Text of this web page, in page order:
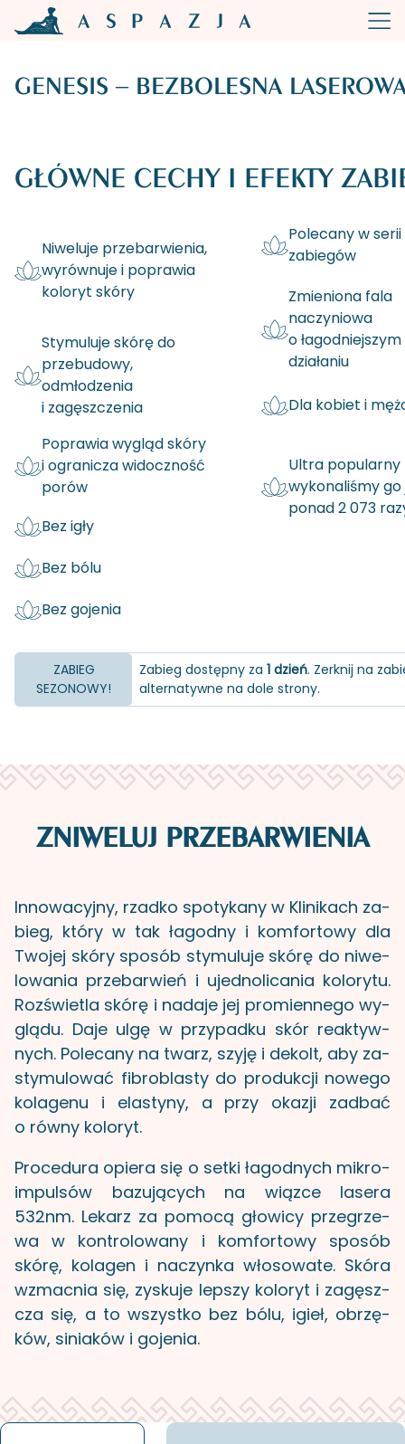
GENESIS – BEZBOLESNA
GŁÓWNE CECHY I EFEKTY
Niweluje przebarwienia,
wyrównuje i poprawia
koloryt skóry
Stymuluje skórę do
przebudowy,
odmłodzenia
i zagęszczenia
Poprawia wygląd skóry
i ogranicza widoczność
porów
Bez igły
Bez bólu
Bez gojenia
Polecany w
zabiegów
Zmieniona fala
naczyniowa
o łagodniejszym
działaniu
Dla kobiet i
Ultra popularny
wykonaliśmy go
ponad 2 073
ZABIEG
SEZONOWY!
Zabieg dostępny za1 dzień. Zerknij na
alternatywne na dole strony.
ZNIWELUJ PRZEBARWIENIA
In­no­wa­cyj­ny, rzad­ko spo­ty­ka­ny w Kli­ni­kach za­
bieg, który w tak ła­god­ny i kom­for­to­wy dla
Two­jej skóry spo­sób sty­mu­lu­je skórę do ni­we­
lo­wa­nia prze­bar­wień i ujed­no­li­ca­nia ko­lo­ry­tu.
Roz­świe­tla skórę i na­da­je jej pro­mien­ne­go wy­
glą­du. Daje ulgę w przy­pad­ku skór re­ak­tyw­
nych. Po­le­ca­ny na twarz, szyję i de­kolt, aby za­
sty­mu­lo­wać fi­bro­bla­sty do pro­duk­cji no­we­go
ko­la­ge­nu i ela­sty­ny, a przy oka­zji za­dbać
o równy ko­lo­ryt.
Pro­ce­du­ra opie­ra się o setki ła­god­nych mi­kro­
im­pul­sów ba­zu­ją­cych na wiąz­ce la­se­ra
532nm. Le­karz za po­mo­cą gło­wi­cy prze­grze­
wa w kon­tro­lo­wa­ny i kom­for­to­wy spo­sób
skórę, ko­la­gen i na­czyn­ka wło­so­wa­te. Skóra
wzmac­nia się, zy­sku­je lep­szy ko­lo­ryt i za­gęsz­
cza się, a to wszyst­ko bez bólu, igieł, obrzę­
ków, si­nia­ków i go­je­nia.